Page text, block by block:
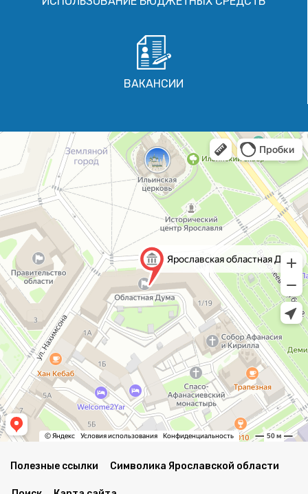
ВАКАНСИИ
Полезные ссылки Символика Ярославской области